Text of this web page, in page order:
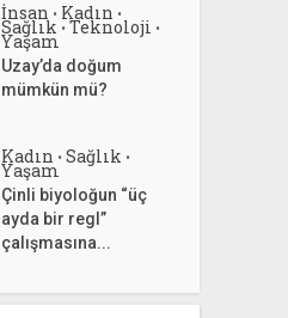
İnsan • Kadın •
Sağlık • Teknoloji •
Yaşam
Uzay’da doğum
mümkün mü?
Kadın • Sağlık •
Yaşam
Çinli biyoloğun “üç
ayda bir regl”
çalışmasına...